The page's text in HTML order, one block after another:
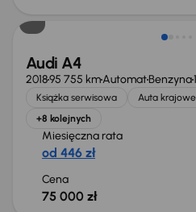
Audi A4
201895 755 kmAutomatBenzyna
Książka serwisowa Auta krajowe
+8 kolejnych
Miesięczna rata
od 446 zł
Cena
75 000 zł